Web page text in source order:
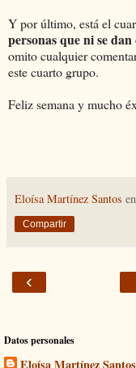
Y por último, está el
personas que ni se
omito cualquier
este cuarto grupo.
Feliz semana y mucho
Eloísa Martínez Santos en
Compartir
‹
Datos personales
Eloísa Martínez Santos